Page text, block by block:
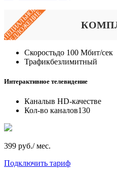
ПРЕДЛОЖЕНИЕ
Скоростьдо 100 Мбит/сек
Трафикбезлимитный
Интерактивное телевидение
Каналыв HD-качестве
Кол-во каналов130
399 руб./ мес.
Подключить тариф